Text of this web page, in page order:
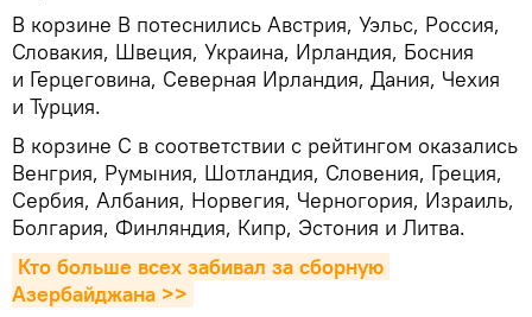
В корзине В потеснились Австрия, Уэльс, Россия,
Словакия, Швеция, Украина, Ирландия, Босния
и Герцеговина, Северная Ирландия, Дания, Чехия
и Турция.
В корзине С в соответствии с рейтингом оказались
Венгрия, Румыния, Шотландия, Словения, Греция,
Сербия, Албания, Норвегия, Черногория, Израиль,
Болгария, Финляндия, Кипр, Эстония и Литва.
Кто больше всех забивал за сборную
Азербайджана >>